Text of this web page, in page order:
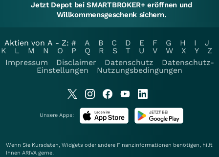
Jetzt Depot bei SMARTBROKER+ eröffnen und
Willkommensgeschenk sichern.
Aktien von A - Z: # A B C D E F G H I
J
K
L M N O P Q R S T U V W X Y
Z
Impressum
Disclaimer Datenschutz
Datenschutz-
Einstellungen
Nutzungsbedingungen
Unsere Apps:
Wenn Sie Kursdaten, Widgets oder andere Finanzinformationen benötigen, hilft
Ihnen ARIVA gerne.